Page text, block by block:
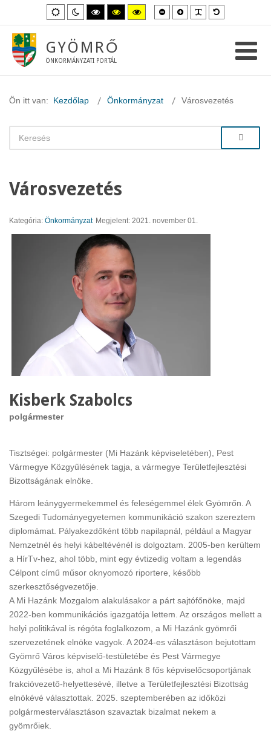
Alapértelmezett
mód
Éjszakai
mód
Magas
kontraszt
fekete-
mód.
Magas
kontraszt
fekete-
Magas
kontraszt
sárga-
Kisebb
betűméret
Nagyobb
betűméret
GYÖMRŐ
ÖNKORMÁNYZATI PORTÁL
Ön itt van: Kezdőlap Önkormányzat Városvezetés
Városvezetés
Kategória: Önkormányzat Megjelent: 2021. november 01.
Kisberk Szabolcs
polgármester
Tisztségei: polgármester (Mi Hazánk képviseletében), Pest
Vármegye Közgyűlésének tagja, a vármegye Területfejlesztési
Bizottságának elnöke.
Három leánygyermekemmel és feleségemmel élek Gyömrőn. A
Szegedi Tudományegyetemen kommunikáció szakon szereztem
diplomámat. Pályakezdőként több napilapnál, például a Magyar
Nemzetnél és helyi kábeltévénél is dolgoztam. 2005-ben kerültem
a HírTv-hez, ahol több, mint egy évtizedig voltam a legendás
Célpont című műsor oknyomozó riportere, később
szerkesztőségvezetője.
A Mi Hazánk Mozgalom alakulásakor a párt sajtófőnöke, majd
2022-ben kommunikációs igazgatója lettem. Az országos mellett a
helyi politikával is régóta foglalkozom, a Mi Hazánk gyömrői
szervezetének elnöke vagyok. A 2024-es választáson bejutottam
Gyömrő Város képviselő-testületébe és Pest Vármegye
Közgyűlésébe is, ahol a Mi Hazánk 8 fős képviselőcsoportjának
frakcióvezető-helyettesévé, illetve a Területfejlesztési Bizottság
elnökévé választottak. 2025. szeptemberében az időközi
polgármesterválasztáson szavaztak bizalmat nekem a
gyömrőiek.